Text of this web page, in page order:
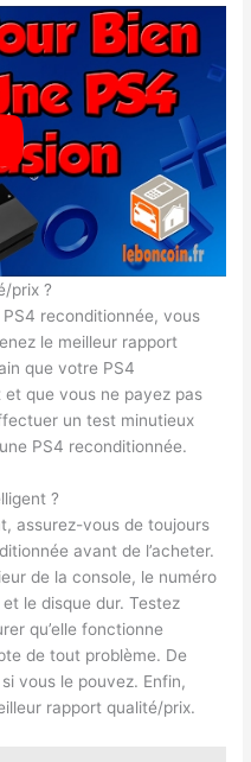
prix ?
reconditionnée, vous
le meilleur rapport
que votre PS4
que vous ne payez pas
un test minutieux
PS4 reconditionnée.
?
assurez-vous de toujours
avant de l’acheter.
de la console, le numéro
le disque dur. Testez
qu’elle fonctionne
de tout problème. De
vous le pouvez. Enfin,
rapport qualité/prix.